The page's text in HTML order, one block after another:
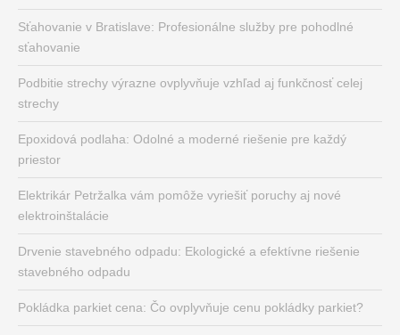
Sťahovanie v Bratislave: Profesionálne služby pre pohodlné
sťahovanie
Podbitie strechy výrazne ovplyvňuje vzhľad aj funkčnosť celej
strechy
Epoxidová podlaha: Odolné a moderné riešenie pre každý
priestor
Elektrikár Petržalka vám pomôže vyriešiť poruchy aj nové
elektroinštalácie
Drvenie stavebného odpadu: Ekologické a efektívne riešenie
stavebného odpadu
Pokládka parkiet cena: Čo ovplyvňuje cenu pokládky parkiet?